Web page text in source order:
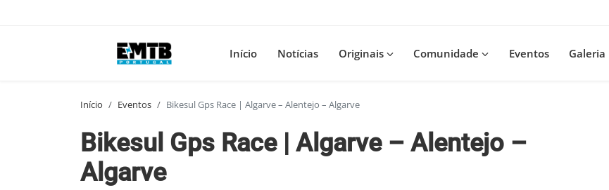
Início Notícias Originais Comunidade Eventos Galeria
Início Eventos Bikesul Gps Race | Algarve – Alentejo – Algarve
Bikesul Gps Race | Algarve – Alentejo –
Algarve